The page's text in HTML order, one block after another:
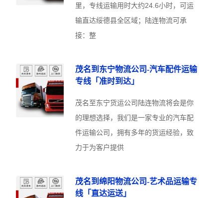
里，专线运输用时大约24.6小时，可运
输直达绥德县全区域；陆连物流可承
接：整
茂名到东宁物流公司-汽车配件运输
专线「准时到达」
茂名至东宁货运公司陆连物流将会是你
的理想选择，我们是一家专业的汽车配
件运输公司，拥有多年的货运经验，致
力于为客户提供
茂名到绵阳物流公司-艺术品运输专
线「直达运送」